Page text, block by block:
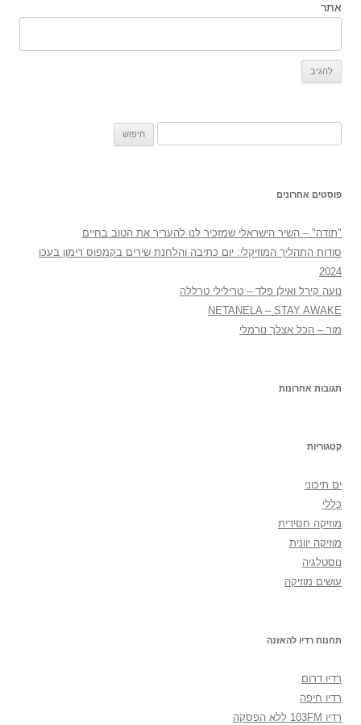
אתר
פוסטים אחרונים
"תודה" – השיר הישראלי שמזכיר לנו להעריך את הטוב בחיים
סודות התהליך המוזיקלי: יום כתיבה והלחנת שירים בקמפוס רימון בעכו
2024
נועה קירל ואילן פלד – טרילילי טרללה
NETANELA – STAY AWAKE
מור – הכל אצלך נורמלי
תגובות אחרונות
קטגוריות
ים תיכוני
כללי
מוזיקה חסידית
מוזיקה יוונית
נוסטלגיה
עושים מוזיקה
תחנות רדיו להאזנה
רדיו דרום
רדיו חיפה
רדיו 103FM ללא הפסקה